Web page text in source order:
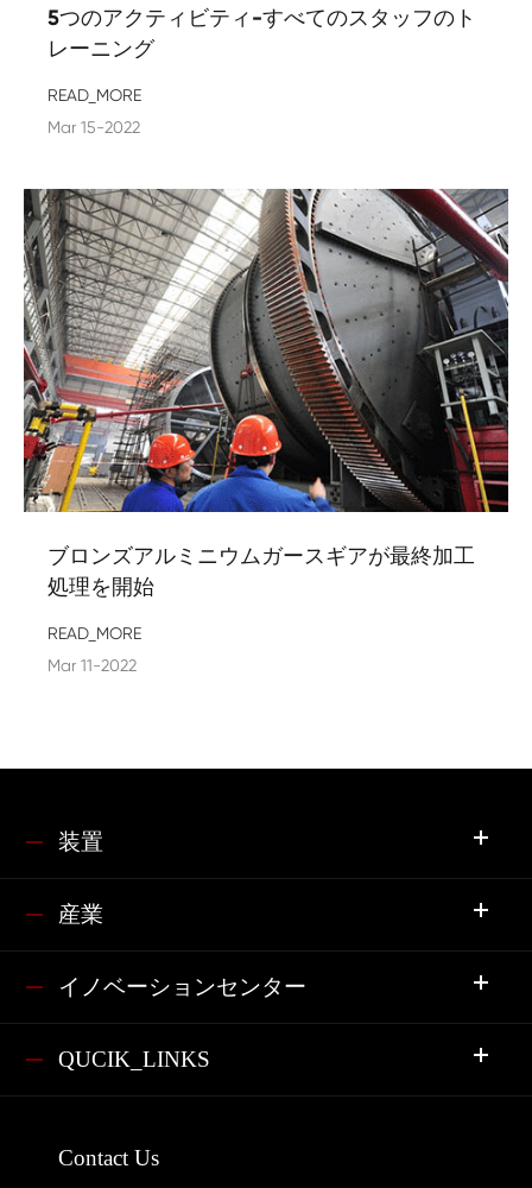
5つのアクティビティ-すべてのスタッフのト
レーニング
READ_MORE
Mar 15-2022
ブロンズアルミニウムガースギアが最終加工
処理を開始
READ_MORE
Mar 11-2022
装置
産業
イノベーションセンター
QUCIK_LINKS
Contact Us